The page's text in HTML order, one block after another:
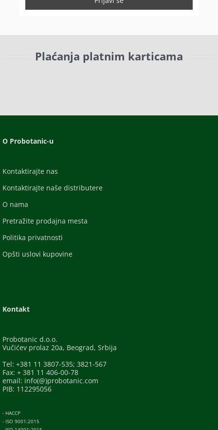
Plaćanja platnim karticama
O Probotanic-u
Kontaktirajte nas
Kontaktirajte naše distributere
O nama
Pretražite prodajna mesta
Politika privatnosti
Opšti uslovi kupovine
Kontakt
Probotanic d.o.o.
Vučićev prolaz 20a, Beograd, Srbija
Tel: +381 11 3807-535; 3821-567
Fax: + 381 11 406-00-78
email: info(@)probotanic.com
PIB: 112295056
- HACCP
- ISO 9001:2015